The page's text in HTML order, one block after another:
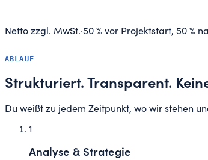
Netto zzgl. MwSt.·50 % vor Projektstart, 50 %
ABLAUF
Strukturiert. Transparent.
Du weißt zu jedem Zeitpunkt, wo wir stehen
1
Analyse & Strategie